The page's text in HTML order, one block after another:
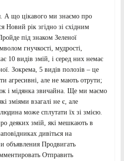
А що цікавого ми знаємо про
Новий рік згідно зі східним
під знаком Зеленої
гнучкості, мудрості,
10 видів змій, і серед них немає
Зокрема, 5 видів полозів – це
агресивні, але не мають отрути;
і мідянка звичайна. Ще ми маємо
зміями взагалі не є, але
може сплутати їх зі змією.
деяких змій, які мешкають в
дивіться на
объявления Продвигать
Отправить